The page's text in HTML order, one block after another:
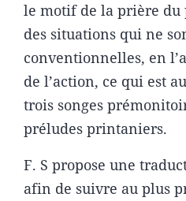
le motif de la prière du
des situations qui ne
conventionnelles, en
de l’action, ce qui est
trois songes
préludes printaniers.
F. S propose une
afin de suivre au plus